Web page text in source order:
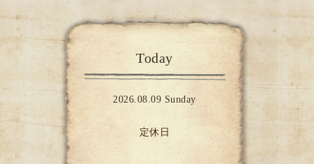
Today
2026.08.09 Sunday
定休日